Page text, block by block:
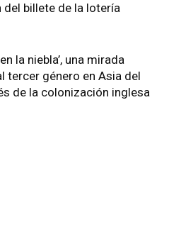
del billete de la lotería
la niebla’, una mirada
tercer género en Asia del
de la colonización inglesa